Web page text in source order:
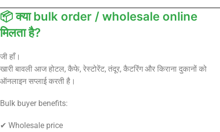
📦 क्या bulk order / wholesale online
मिलता है?
जी हाँ।
खारी बावली आज होटल, कैफे, रेस्टोरेंट, तंदूर, कैटरिंग और किराना दुकानों को
ऑनलाइन सप्लाई करती है।
Bulk buyer benefits:
✔ Wholesale price